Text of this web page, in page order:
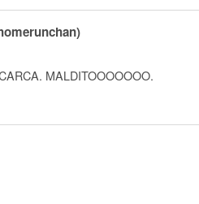
MALDITOOOOOOO.